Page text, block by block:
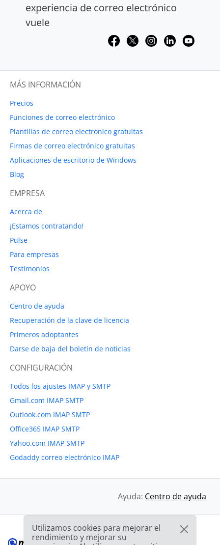
experiencia de correo electrónico
vuele
MÁS INFORMACIÓN
Precios
Funciones de correo electrónico
Plantillas de correo electrónico gratuitas
Firmas de correo electrónico gratuitas
Aplicaciones de escritorio de Windows
Blog
EMPRESA
Acerca de
¡Estamos contratando!
Pulse
Para empresas
Testimonios
APOYO
Centro de ayuda
Recuperación de la clave de licencia
Primeros adoptantes
Darse de baja del boletín de noticias
CONFIGURACIÓN
Todos los ajustes IMAP y SMTP
Gmail.com IMAP SMTP
Outlook.com IMAP SMTP
Office365 IMAP SMTP
Yahoo.com IMAP SMTP
Godaddy correo electrónico IMAP
Ayuda: Centro de ayuda
Utilizamos cookies para mejorar el
rendimiento y mejorar su